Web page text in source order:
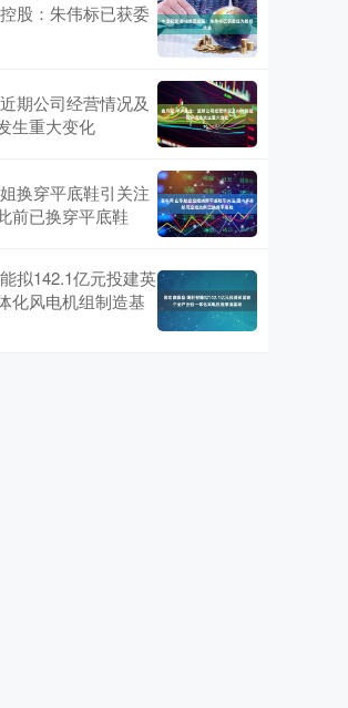
股：朱伟标已获委
期公司经营情况及
生重大变化
换穿平底鞋引关注
前已换穿平底鞋
拟142.1亿元投建英
化风电机组制造基